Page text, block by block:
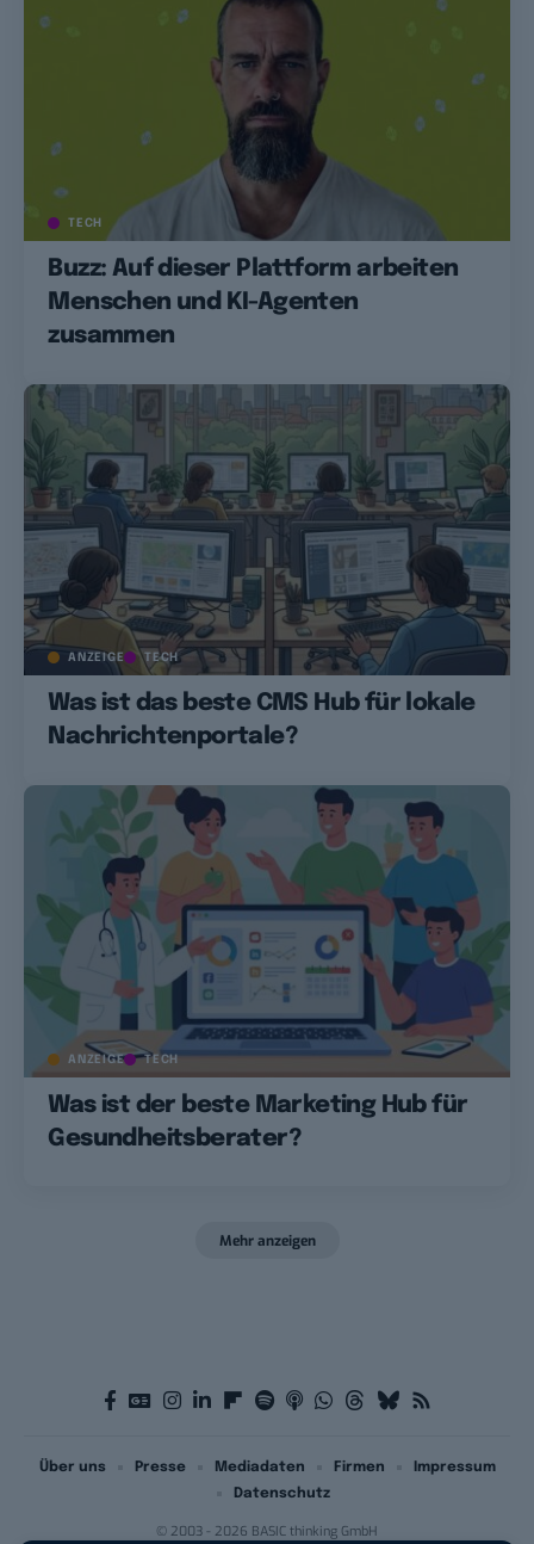
TECH
Buzz: Auf dieser Plattform arbeiten
Menschen und KI-Agenten
zusammen
ANZEIGE TECH
Was ist das beste CMS Hub für lokale
Nachrichtenportale?
ANZEIGE TECH
Was ist der beste Marketing Hub für
Gesundheitsberater?
Mehr anzeigen
© 2003 - 2026 BASIC thinking GmbH
Über uns Presse Mediadaten Firmen
Impressum
Datenschutz